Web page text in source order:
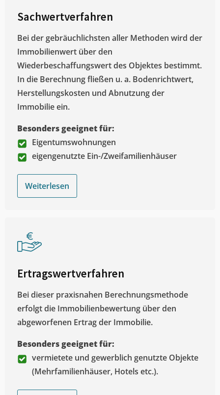
Sachwertverfahren
Bei der gebräuchlichsten aller Methoden wird der
Immobilienwert über den
Wiederbeschaffungswert des Objektes bestimmt.
In die Berechnung fließen u. a. Bodenrichtwert,
Herstellungskosten und Abnutzung der
Immobilie ein.
Besonders geeignet für:
Eigentumswohnungen
eigengenutzte Ein-/Zweifamilienhäuser
Weiterlesen
Ertragswertverfahren
Bei dieser praxisnahen Berechnungsmethode
erfolgt die Immobilienbewertung über den
abgeworfenen Ertrag der Immobilie.
Besonders geeignet für:
vermietete und gewerblich genutzte Objekte
(Mehrfamilienhäuser, Hotels etc.).